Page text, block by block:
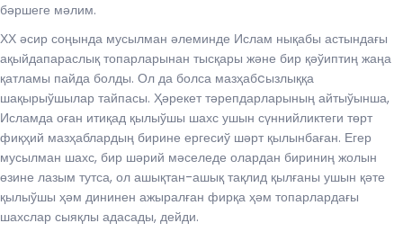
бәршеге мәлим.
ХХ әсир соңында мусылман әлеминде Ислам нықабы астындағы
ақыйдапараслық топарларынан тысқары және бир қәўиптиң жаңа
қатламы пайда болды. Ол да болса мазҳабcызлыққа
шақырыўшылар тайпасы. Ҳәрекет тәрепдарларының айтыўынша,
Исламда оған итиқад қылыўшы шахс ушын сүннийликтеги төрт
фиқҳий мазҳаблардың бирине ергесиў шәрт қылынбаған. Егер
мусылман шахс, бир шәрий мәселеде олардан бириниң жолын
өзине лазым тутса, ол ашықтан-ашық тақлид қылғаны ушын қәте
қылыўшы ҳәм дининен ажыралған фирқа ҳәм топарлардағы
шахслар сыяқлы адасады, дейди.